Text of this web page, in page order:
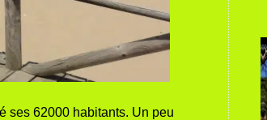
ses 62000 habitants. Un peu